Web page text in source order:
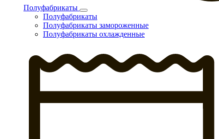
Полуфабрикаты
Полуфабрикаты
Полуфабрикаты замороженные
Полуфабрикаты охлажденные